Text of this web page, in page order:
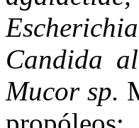
Candida
Mucor sp.